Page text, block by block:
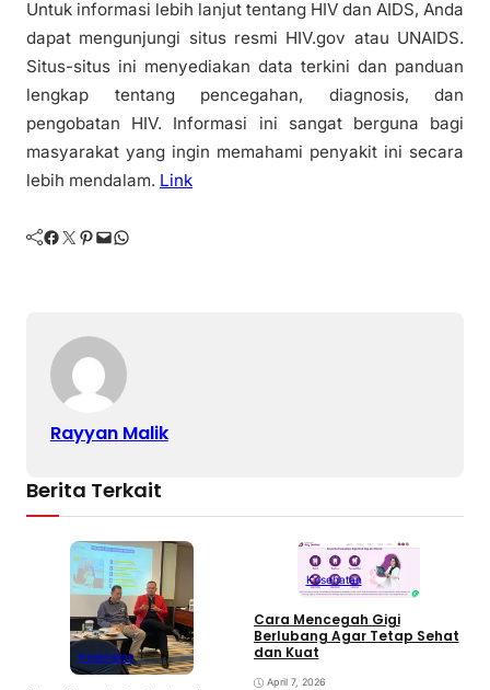
Untuk informasi lebih lanjut tentang HIV dan AIDS, Anda
dapat mengunjungi situs resmi HIV.gov atau UNAIDS.
Situs-situs ini menyediakan data terkini dan panduan
lengkap tentang pencegahan, diagnosis, dan
pengobatan HIV. Informasi ini sangat berguna bagi
masyarakat yang ingin memahami penyakit ini secara
lebih mendalam. Link
Facebook Twitter Pinterest Mail WhatsApp
Rayyan Malik
Berita Terkait
Kesehatan
Kesehatan
Cara Mencegah Gigi
Berlubang Agar Tetap Sehat
dan Kuat
April 7, 2026